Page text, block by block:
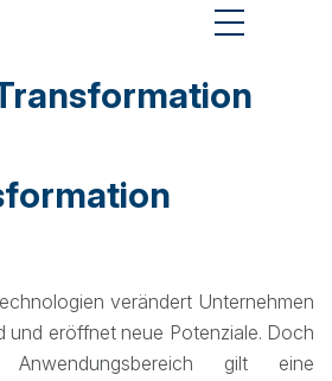
verändert Unternehmen
und eröffnet neue Potenziale. Doch
gilt eine